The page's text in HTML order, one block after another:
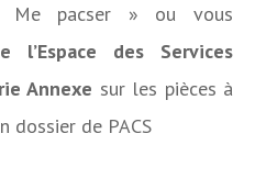
Me pacser » ou vous
l’Espace des Services
Annexe sur les pièces à
dossier de PACS